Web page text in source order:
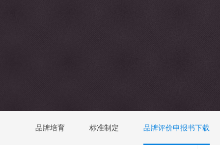
品牌培育 标准制定 品牌评价申报书下载